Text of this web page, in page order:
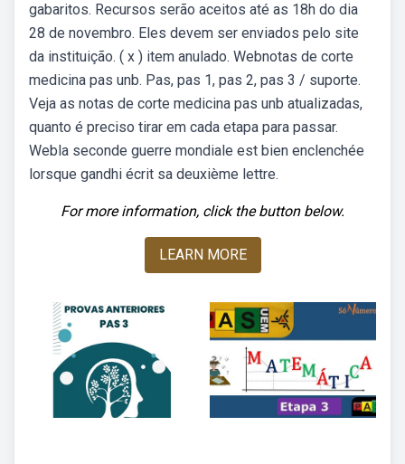
gabaritos. Recursos serão aceitos até as 18h do dia
28 de novembro. Eles devem ser enviados pelo site
da instituição. ( x ) item anulado. Webnotas de corte
medicina pas unb. Pas, pas 1, pas 2, pas 3 / suporte.
Veja as notas de corte medicina pas unb atualizadas,
quanto é preciso tirar em cada etapa para passar.
Webla seconde guerre mondiale est bien enclenchée
lorsque gandhi écrit sa deuxième lettre.
For more information, click the button below.
LEARN MORE